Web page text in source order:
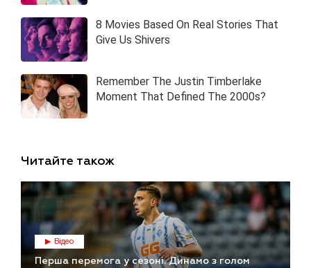
Читайте також
Відео
Перша перемога у сезоні. Динамо з голом